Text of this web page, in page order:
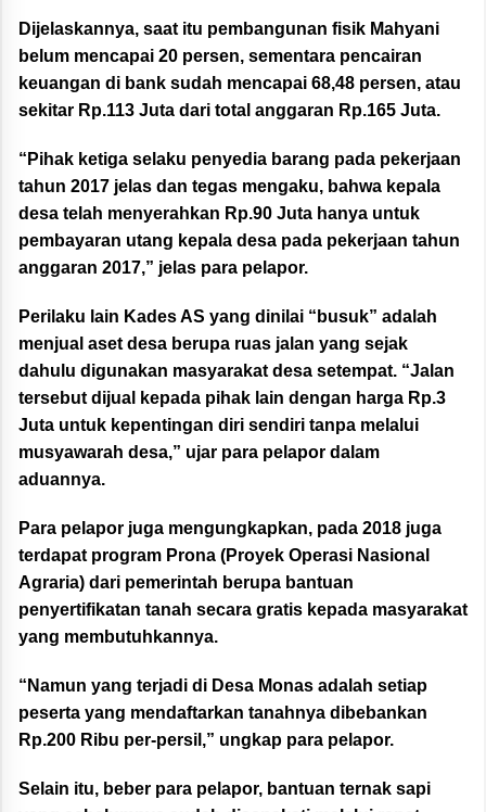
Dijelaskannya, saat itu pembangunan fisik Mahyani
belum mencapai 20 persen, sementara pencairan
keuangan di bank sudah mencapai 68,48 persen, atau
sekitar Rp.113 Juta dari total anggaran Rp.165 Juta.
“Pihak ketiga selaku penyedia barang pada pekerjaan
tahun 2017 jelas dan tegas mengaku, bahwa kepala
desa telah menyerahkan Rp.90 Juta hanya untuk
pembayaran utang kepala desa pada pekerjaan tahun
anggaran 2017,” jelas para pelapor.
Perilaku lain Kades AS yang dinilai “busuk” adalah
menjual aset desa berupa ruas jalan yang sejak
dahulu digunakan masyarakat desa setempat. “Jalan
tersebut dijual kepada pihak lain dengan harga Rp.3
Juta untuk kepentingan diri sendiri tanpa melalui
musyawarah desa,” ujar para pelapor dalam
aduannya.
Para pelapor juga mengungkapkan, pada 2018 juga
terdapat program Prona (Proyek Operasi Nasional
Agraria) dari pemerintah berupa bantuan
penyertifikatan tanah secara gratis kepada masyarakat
yang membutuhkannya.
“Namun yang terjadi di Desa Monas adalah setiap
peserta yang mendaftarkan tanahnya dibebankan
Rp.200 Ribu per-persil,” ungkap para pelapor.
Selain itu, beber para pelapor, bantuan ternak sapi